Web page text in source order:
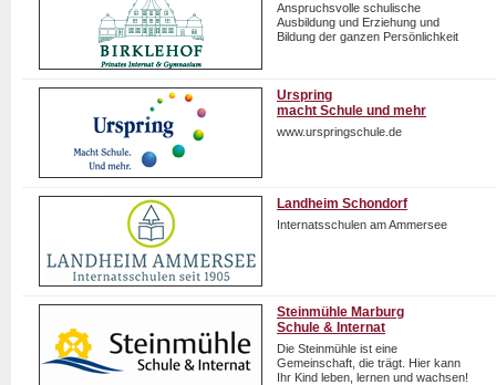
Anspruchsvolle schulische
Ausbildung und Erziehung und
Bildung der ganzen Persönlichkeit
Urspring
macht Schule und mehr
www.urspringschule.de
Landheim Schondorf
Internatsschulen am Ammersee
Steinmühle Marburg
Schule & Internat
Die Steinmühle ist eine
Gemeinschaft, die trägt. Hier kann
Ihr Kind leben, lernen und wachsen!